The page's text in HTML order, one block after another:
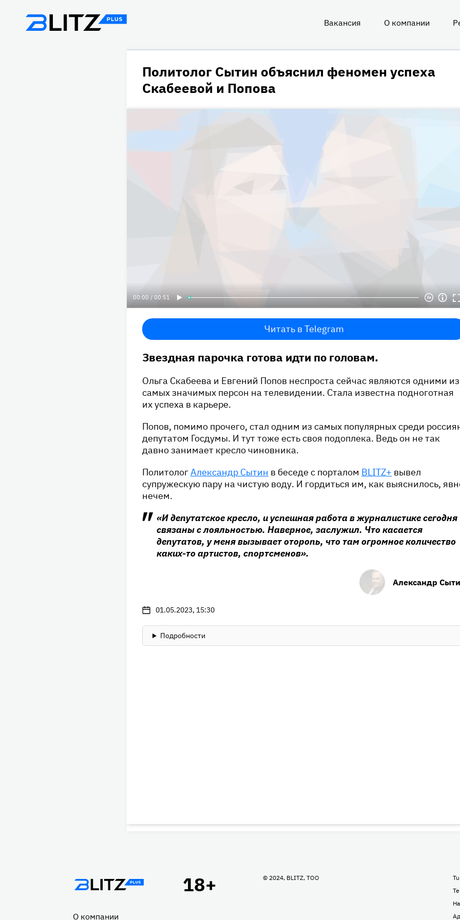
Вакансия О компании
Политолог Сытин объяснил феномен успеха
Скабеевой и Попова
00:00 / 00:51
Читать в Telegram
Звездная парочка готова идти по головам.
Ольга Скабеева и Евгений Попов неспроста сейчас являются одними из
самых значимых персон на телевидении. Стала известна подноготная
их успеха в карьере.
Попов, помимо прочего, стал одним из самых популярных среди
депутатом Госдумы. И тут тоже есть своя подоплека. Ведь он не так
давно занимает кресло чиновника.
ПолитологАлександр Сытин в беседе с порталом BLITZ+ вывел
супружескую пару на чистую воду. И гордиться им, как выяснилось,
нечем.
«И депутатское кресло, и успешная работа в журналистике сегодня
связаны с лояльностью. Наверное, заслужил. Что касается
депутатов, у меня вызывает оторопь, что там огромное количество
каких-то артистов, спортсменов».
Александр
01.05.2023, 15:30
Подробности
Подвал
О компании
© 2024, BLITZ, TOO